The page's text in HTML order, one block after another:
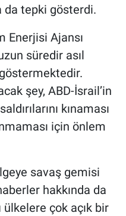
da tepki gösterdi.
Enerjisi Ajansı
süredir asıl
şey, ABD-İsrail’in
kınaması
için önlem
savaş gemisi
hakkında da
ülkelere çok açık bir